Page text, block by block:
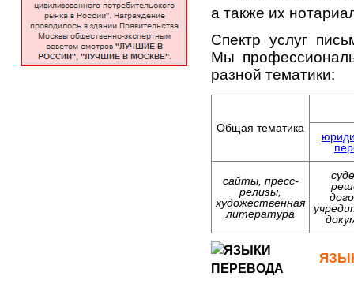
а также их
Спектр услуг
Мы
разной тематики:
Общая тематика
сайты, пресс-
релизы,
художественная
литература